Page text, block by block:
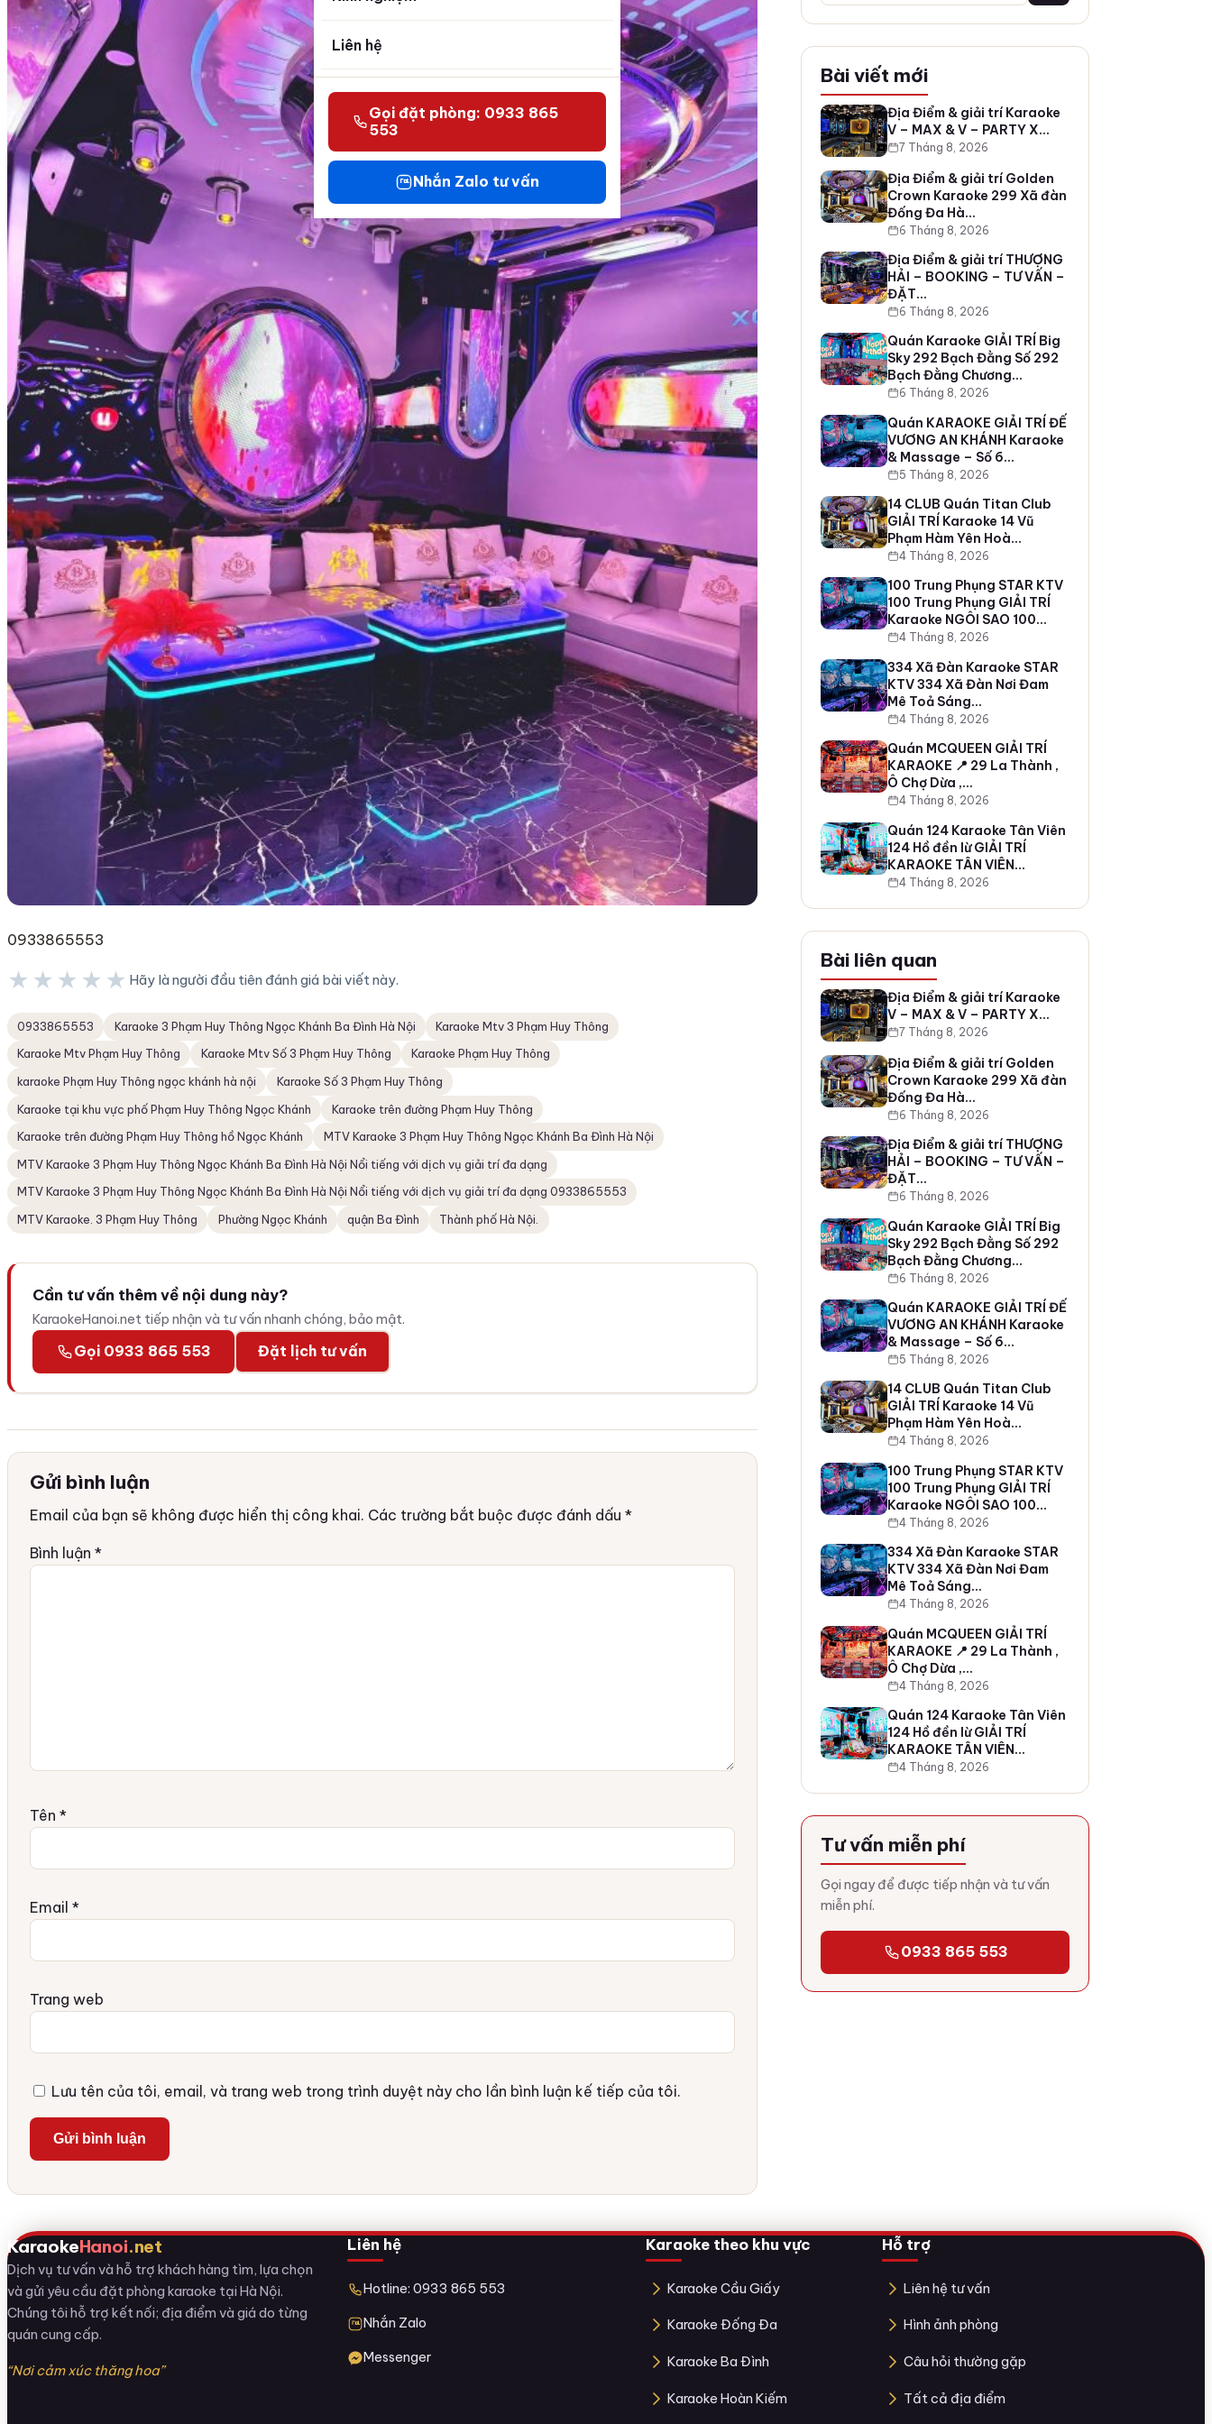
Liên hệ
Gọi đặt phòng: 0933 865
553
Nhắn Zalo tư vấn
0933865553
★★★★★ Hãy là người đầu tiên đánh giá bài viết này.
0933865553 Karaoke 3 Phạm Huy Thông Ngọc Khánh Ba Đình Hà Nội
Karaoke Mtv 3 Phạm Huy Thông
Karaoke Mtv Phạm Huy Thông
Karaoke Mtv Số 3 Phạm Huy Thông
Karaoke Phạm Huy Thông
karaoke Phạm Huy Thông ngọc khánh hà nội
Karaoke Số 3 Phạm Huy Thông
Karaoke tại khu vực phố Phạm Huy Thông Ngọc Khánh
Karaoke trên đường Phạm Huy Thông
Karaoke trên đường Phạm Huy Thông hồ Ngọc Khánh
MTV Karaoke 3 Phạm Huy Thông Ngọc Khánh Ba Đình Hà Nội
MTV Karaoke 3 Phạm Huy Thông Ngọc Khánh Ba Đình Hà Nội Nổi tiếng với dịch vụ giải trí đa dạng
MTV Karaoke 3 Phạm Huy Thông Ngọc Khánh Ba Đình Hà Nội Nổi tiếng với dịch vụ giải trí đa dạng 0933865553
MTV Karaoke. 3 Phạm Huy Thông
Phường Ngọc Khánh quận Ba Đình Thành phố Hà Nội.
Cần tư vấn thêm về nội dung này?
KaraokeHanoi.net tiếp nhận và tư vấn nhanh chóng, bảo mật.
Gọi 0933 865 553 Đặt lịch tư vấn
Gửi bình luận
Email của bạn sẽ không được hiển thị công khai. Các trường bắt buộc được đánh dấu *
Bình luận *
Tên *
Email *
Trang web
Lưu tên của tôi, email, và trang web trong trình duyệt này cho lần bình luận kế tiếp của tôi.
Bài viết mới
Địa Điểm & giải trí Karaoke
V – MAX & V – PARTY X…
7 Tháng 8, 2026
Địa Điểm & giải trí Golden
Crown Karaoke 299 Xã đàn
Đống Đa Hà…
6 Tháng 8, 2026
Địa Điểm & giải trí THƯỢNG
HẢI – BOOKING – TƯ VẤN –
ĐẶT…
6 Tháng 8, 2026
Quán Karaoke GIẢI TRÍ Big
Sky 292 Bạch Đằng Số 292
Bạch Đằng Chương…
6 Tháng 8, 2026
Quán KARAOKE GIẢI TRÍ ĐẾ
VƯƠNG AN KHÁNH Karaoke
& Massage – Số 6…
5 Tháng 8, 2026
14 CLUB Quán Titan Club
GIẢI TRÍ Karaoke 14 Vũ
Phạm Hàm Yên Hoà…
4 Tháng 8, 2026
100 Trung Phụng STAR KTV
100 Trung Phụng GIẢI TRÍ
Karaoke NGÔI SAO 100…
4 Tháng 8, 2026
334 Xã Đàn Karaoke STAR
KTV 334 Xã Đàn Nơi Đam
Mê Toả Sáng…
4 Tháng 8, 2026
Quán MCQUEEN GIẢI TRÍ
KARAOKE 📍 29 La Thành ,
Ô Chợ Dừa ,…
4 Tháng 8, 2026
Quán 124 Karaoke Tân Viên
124 Hồ đền lừ GIẢI TRÍ
KARAOKE TÂN VIÊN…
4 Tháng 8, 2026
Bài liên quan
Địa Điểm & giải trí Karaoke
V – MAX & V – PARTY X…
7 Tháng 8, 2026
Địa Điểm & giải trí Golden
Crown Karaoke 299 Xã đàn
Đống Đa Hà…
6 Tháng 8, 2026
Địa Điểm & giải trí THƯỢNG
HẢI – BOOKING – TƯ VẤN –
ĐẶT…
6 Tháng 8, 2026
Quán Karaoke GIẢI TRÍ Big
Sky 292 Bạch Đằng Số 292
Bạch Đằng Chương…
6 Tháng 8, 2026
Quán KARAOKE GIẢI TRÍ ĐẾ
VƯƠNG AN KHÁNH Karaoke
& Massage – Số 6…
5 Tháng 8, 2026
14 CLUB Quán Titan Club
GIẢI TRÍ Karaoke 14 Vũ
Phạm Hàm Yên Hoà…
4 Tháng 8, 2026
100 Trung Phụng STAR KTV
100 Trung Phụng GIẢI TRÍ
Karaoke NGÔI SAO 100…
4 Tháng 8, 2026
334 Xã Đàn Karaoke STAR
KTV 334 Xã Đàn Nơi Đam
Mê Toả Sáng…
4 Tháng 8, 2026
Quán MCQUEEN GIẢI TRÍ
KARAOKE 📍 29 La Thành ,
Ô Chợ Dừa ,…
4 Tháng 8, 2026
Quán 124 Karaoke Tân Viên
124 Hồ đền lừ GIẢI TRÍ
KARAOKE TÂN VIÊN…
4 Tháng 8, 2026
Tư vấn miễn phí
Gọi ngay để được tiếp nhận và tư vấn
miễn phí.
0933 865 553
KaraokeHanoi.net
Dịch vụ tư vấn và hỗ trợ khách hàng tìm, lựa chọn
và gửi yêu cầu đặt phòng karaoke tại Hà Nội.
Chúng tôi hỗ trợ kết nối; địa điểm và giá do từng
quán cung cấp.
“Nơi cảm xúc thăng hoa”
Liên hệ
Hotline: 0933 865 553
Nhắn Zalo
Messenger
Karaoke theo khu vực
Karaoke Cầu Giấy
Karaoke Đống Đa
Karaoke Ba Đình
Karaoke Hoàn Kiếm
Hỗ trợ
Liên hệ tư vấn
Hình ảnh phòng
Câu hỏi thường gặp
Tất cả địa điểm